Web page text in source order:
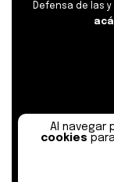
Al navegar
cookies
Defensa de las